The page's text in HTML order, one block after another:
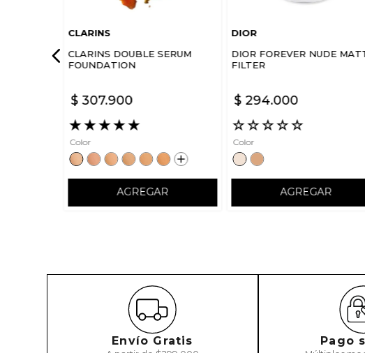
CLARINS
CLARINS DOUBLE SERUM
FOUNDATION
$ 307.900
★★★★★
Color
AGREGAR
DIOR
DIOR FOREVER NUDE
FILTER
$ 294.000
☆☆☆☆☆
Color
AGREGAR
Envío Gratis Pago